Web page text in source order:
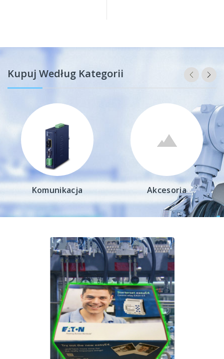
Kupuj Według Kategorii
Akcesoria Zasilacze